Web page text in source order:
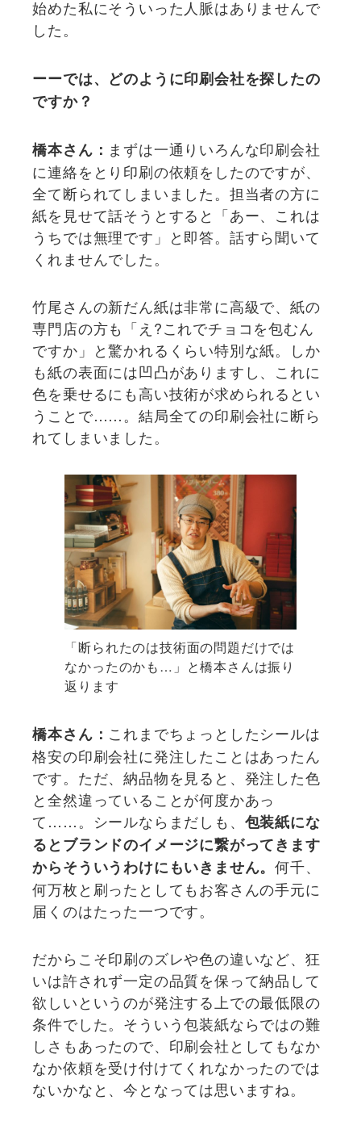
始めた私にそういった人脈はありませんで
した。
ーーでは、どのように印刷会社を探したの
ですか？
橋本さん： まずは一通りいろんな印刷会社
に連絡をとり印刷の依頼をしたのですが、
全て断られてしまいました。担当者の方に
紙を見せて話そうとすると「あー、これは
うちでは無理です」と即答。話すら聞いて
くれませんでした。
竹尾さんの新だん紙は非常に高級で、紙の
専門店の方も「え?これでチョコを包むん
ですか」と驚かれるくらい特別な紙。しか
も紙の表面には凹凸がありますし、これに
色を乗せるにも高い技術が求められるとい
うことで……。結局全ての印刷会社に断ら
れてしまいました。
「断られたのは技術面の問題だけでは
なかったのかも…」と橋本さんは振り
返ります
橋本さん： これまでちょっとしたシールは
格安の印刷会社に発注したことはあったん
です。ただ、納品物を見ると、発注した色
と全然違っていることが何度かあっ
て……。シールならまだしも、 包装紙にな
るとブランドのイメージに繋がってきます
からそういうわけにもいきません。何千、
何万枚と刷ったとしてもお客さんの手元に
届くのはたった一つです。
だからこそ印刷のズレや色の違いなど、狂
いは許されず一定の品質を保って納品して
欲しいというのが発注する上での最低限の
条件でした。そういう包装紙ならではの難
しさもあったので、印刷会社としてもなか
なか依頼を受け付けてくれなかったのでは
ないかなと、今となっては思いますね。